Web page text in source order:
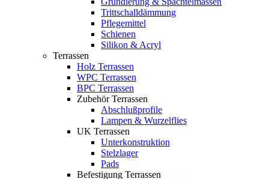
Trittschalldämmung
Pflegemittel
Schienen
Silikon & Acryl
Terrassen
Holz Terrassen
WPC Terrassen
BPC Terrassen
Zubehör Terrassen
Abschlußprofile
Lampen & Wurzelflies
UK Terrassen
Unterkonstruktion
Stelzlager
Pads
Befestigung Terrassen